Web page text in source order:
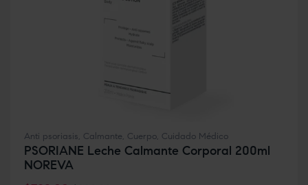
Anti psoriasis, Calmante, Cuerpo, Cuidado Médico
PSORIANE Leche Calmante Corporal 200ml
NOREVA